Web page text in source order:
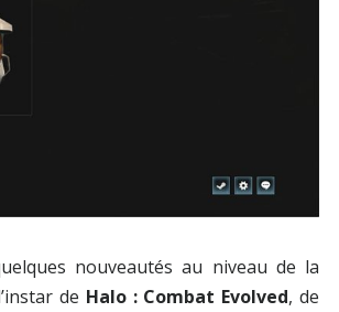
nouveautés au niveau de la
de Halo : Combat Evolved, de